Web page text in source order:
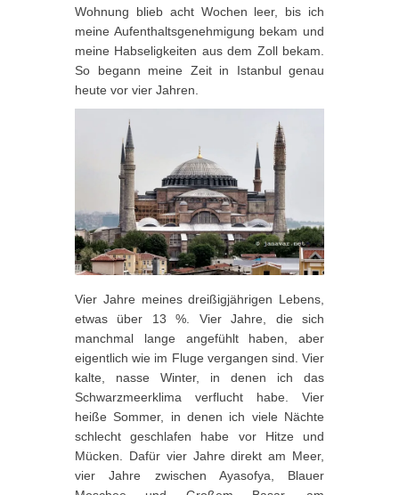
Wohnung blieb acht Wochen leer, bis ich
meine Aufenthaltsgenehmigung bekam und
meine Habseligkeiten aus dem Zoll bekam.
So begann meine Zeit in Istanbul genau
heute vor vier Jahren.
Vier Jahre meines dreißigjährigen Lebens,
etwas über 13 %. Vier Jahre, die sich
manchmal lange angefühlt haben, aber
eigentlich wie im Fluge vergangen sind. Vier
kalte, nasse Winter, in denen ich das
Schwarzmeerklima verflucht habe. Vier
heiße Sommer, in denen ich viele Nächte
schlecht geschlafen habe vor Hitze und
Mücken. Dafür vier Jahre direkt am Meer,
vier Jahre zwischen Ayasofya, Blauer